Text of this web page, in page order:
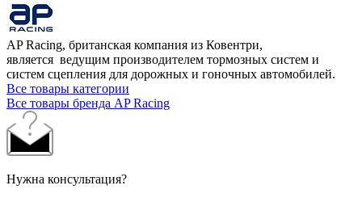
AP Racing, британская компания из Ковентри,
является ведущим производителем тормозных систем и
систем сцепления для дорожных и гоночных автомобилей.
Все товары категории
Все товары бренда AP Racing
Нужна консультация?